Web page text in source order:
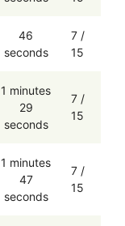
46
seconds
7 /
15
1 minutes
29
seconds
7 /
15
1 minutes
47
seconds
7 /
15